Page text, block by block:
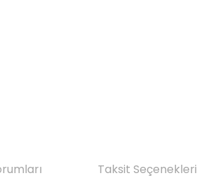
Taksit Seçenekleri